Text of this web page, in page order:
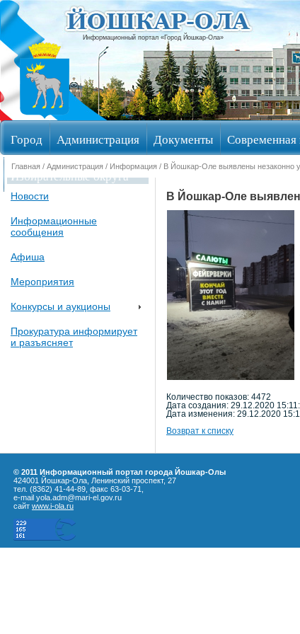
Информационный портал «Город Йошкар-Ола»
Город Администрация Документы Современная
Избирательные округа
Главная / Администрация / Информация / В Йошкар-Оле выявлены незаконно
Новости
Информационные
сообщения
Афиша
Мероприятия
Конкурсы и аукционы
Прокуратура информирует
и разъясняет
В Йошкар-Оле
Количество показов: 4472
Дата создания: 29.12.2020
Дата изменения: 29.12.2020
Возврат к списку
© 2011 Информационный портал города Йошкар-Олы
424001 Йошкар-Ола, Ленинский проспект, 27
тел. (8362) 41-44-89, факс 63-03-71,
e-mail yola.adm@mari-el.gov.ru
сайт www.i-ola.ru